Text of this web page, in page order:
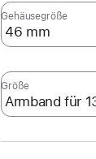
Gehäusegröße
Größe